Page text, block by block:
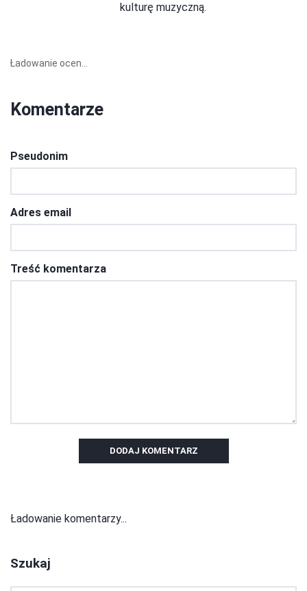
kulturę muzyczną.
Ładowanie ocen...
Komentarze
Pseudonim
Adres email
Treść komentarza
DODAJ KOMENTARZ
Ładowanie komentarzy...
Szukaj